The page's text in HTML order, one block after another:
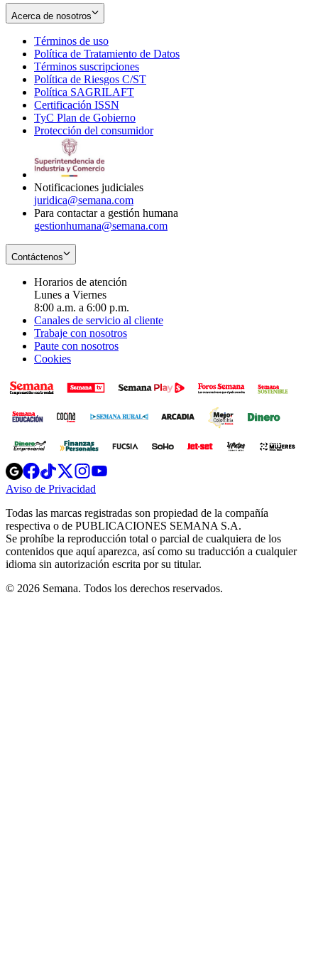
Acerca de nosotros
Términos de uso
in
new
window
Política de Tratamiento de Datos
Términos suscripciones
in
Política de Riesgos C/ST
Política SAGRILAFT
new
window
Certificación ISSN
in
new
TyC Plan de Gobierno
in
Protección del consumidorOpens
Notificaciones judiciales
juridica@semana.com
Para contactar a gestión humana
gestionhumana@semana.com
Contáctenos
Horarios de atención
Lunes a Viernes
8:00 a.m. a 6:00 p.m.
Canales de servicio al cliente
Trabaje con nosotros
Paute con nosotros
Cookies
Opens
in
new
Opens
in
new
Opens
in
new
window
Opens
new
windowwindow
Aviso de Privacidad
new
window
Todas las marcas registradas son propiedad de la compañía
respectiva o de PUBLICACIONES SEMANA S.A.
Se prohíbe la reproducción total o parcial de cualquiera de los
contenidos que aquí aparezca, así como su traducción a cualquier
idioma sin autorización escrita por su titular.
© 2026 Semana. Todos los derechos reservados.